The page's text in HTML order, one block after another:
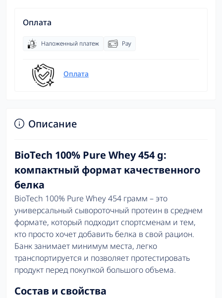
Оплата
Наложенный платеж Pay
Оплата
Описание
BioTech 100% Pure Whey 454 g:
компактный формат качественного
белка
BioTech 100% Pure Whey 454 грамм – это
универсальный сывороточный протеин в среднем
формате, который подходит спортсменам и тем,
кто просто хочет добавить белка в свой рацион.
Банк занимает минимум места, легко
транспортируется и позволяет протестировать
продукт перед покупкой большого объема.
Состав и свойства